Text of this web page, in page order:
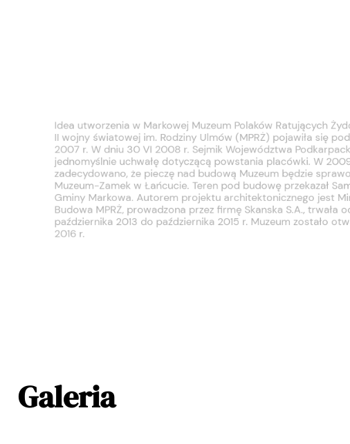
jednomyślnie uchwałę dotyczącą powstania placówki. W
zadecydowano, że pieczę nad budową Muzeum będzie
Muzeum-Zamek w Łańcucie. Teren pod budowę przekazał
Gminy Markowa. Autorem projektu architektonicznego jest
Budowa MPRŻ, prowadzona przez firmę Skanska S.A.,
października 2013 do października 2015 r. Muzeum zostało
Galeria